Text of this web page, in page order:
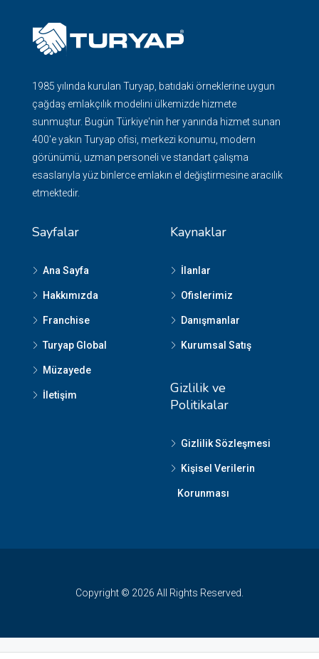
1985 yılında kurulan Turyap, batıdaki örneklerine uygun
çağdaş emlakçılık modelini ülkemizde hizmete
sunmuştur. Bugün Türkiye'nin her yanında hizmet sunan
400'e yakın Turyap ofisi, merkezi konumu, modern
görünümü, uzman personeli ve standart çalışma
esaslarıyla yüz binlerce emlakın el değiştirmesine aracılık
etmektedir.
Sayfalar
Ana Sayfa
Hakkımızda
Franchise
Turyap Global
Müzayede
İletişim
Kaynaklar
İlanlar
Ofislerimiz
Danışmanlar
Kurumsal Satış
Gizlilik ve
Politikalar
Gizlilik Sözleşmesi
Kişisel Verilerin
Korunması
Copyright © 2026 All Rights Reserved.